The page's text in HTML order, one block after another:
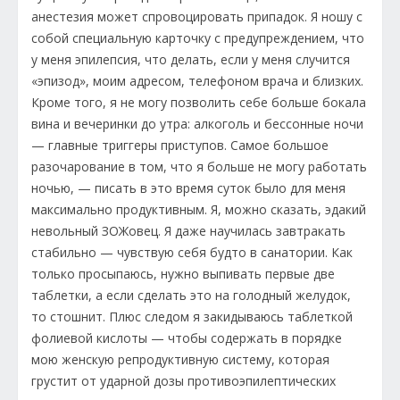
анестезия может спровоцировать припадок. Я ношу с
собой специальную карточку с предупреждением, что
у меня эпилепсия, что делать, если у меня случится
«эпизод», моим адресом, телефоном врача и близких.
Кроме того, я не могу позволить себе больше бокала
вина и вечеринки до утра: алкоголь и бессонные ночи
— главные триггеры приступов. Самое большое
разочарование в том, что я больше не могу работать
ночью, — писать в это время суток было для меня
максимально продуктивным. Я, можно сказать, эдакий
невольный ЗОЖовец. Я даже научилась завтракать
стабильно — чувствую себя будто в санатории. Как
только просыпаюсь, нужно выпивать первые две
таблетки, а если сделать это на голодный желудок,
то стошнит. Плюс следом я закидываюсь таблеткой
фолиевой кислоты — чтобы содержать в порядке
мою женскую репродуктивную систему, которая
грустит от ударной дозы противоэпилептических